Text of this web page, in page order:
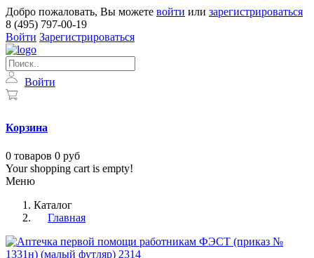
Добро пожаловать, Вы можете войти или зарегистрироваться
8 (495) 797-00-19
Войти Зарегистрироваться
Войти
Корзина
0 товаров 0 руб
Your shopping cart is empty!
Меню
Каталог
Главная